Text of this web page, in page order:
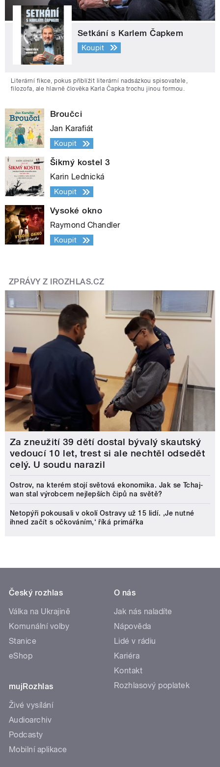
Setkání s Karlem Čapkem
Koupit
Literární fikce, pokus přiblížit literární nadsázkou spisovatele,
filozofa, ale hlavně člověka Karla Čapka trochu jinou formou.
Broučci
Jan Karafiát
Koupit
Šikmý kostel 3
Karin Lednická
Koupit
Vysoké okno
Raymond Chandler
Koupit
ZPRÁVY Z IROZHLAS.CZ
Za zneužití 39 dětí dostal bývalý skautský
vedoucí 10 let, trest si ale nechtěl odsedět
celý. U soudu narazil
Ostrov, na kterém stojí světová ekonomika. Jak se Tchaj-
wan stal výrobcem nejlepších čipů na světě?
Netopýři pokousali v okolí Ostravy už 15 lidí. ‚Je nutné
ihned začít s očkováním,‘ říká primářka
Český rozhlas
Válka na Ukrajině
Komunální volby
Stanice
eShop
mujRozhlas
Živé vysílání
Audioarchiv
Podcasty
Mobilní aplikace
O nás
Jak nás naladíte
Nápověda
Lidé v rádiu
Kariéra
Kontakt
Rozhlasový poplatek